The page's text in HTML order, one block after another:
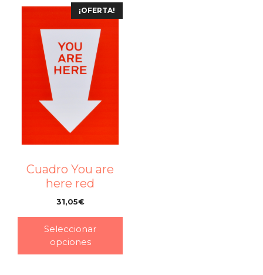
¡OFERTA!
Cuadro You are
here red
31,05€
Seleccionar
opciones